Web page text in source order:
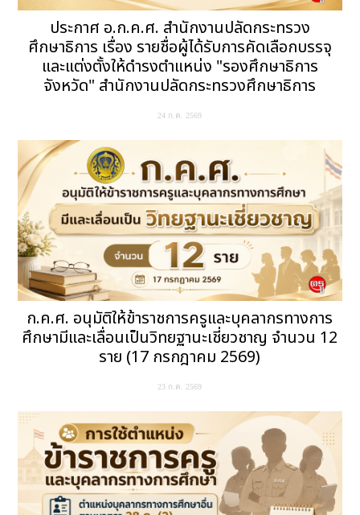
ประกาศ อ.ก.ค.ศ. สำนักงานปลัดกระทรวง
ศึกษาธิการ เรื่อง รายชื่อผู้ได้รับการคัดเลือกบรรจุ
และแต่งตั้งให้ดำรงตำแหน่ง "รองศึกษาธิการ
จังหวัด" สำนักงานปลัดกระทรวงศึกษาธิการ
24 ก.ค. 2569
ก.ค.ศ. อนุมัติให้ข้าราชการครูและบุคลากรทางการ
ศึกษามีและเลื่อนเป็นวิทยฐานะเชี่ยวชาญ จำนวน 12
ราย (17 กรกฎาคม 2569)
23 ก.ค. 2569